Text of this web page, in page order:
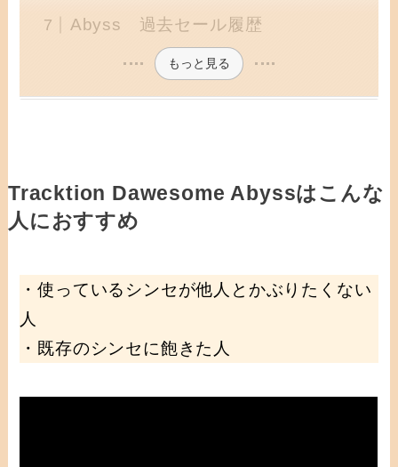
Abyss 過去セール履歴
もっと見る
Tracktion Dawesome Abyssはこんな
人におすすめ
・使っているシンセが他人とかぶりたくない
人
・既存のシンセに飽きた人